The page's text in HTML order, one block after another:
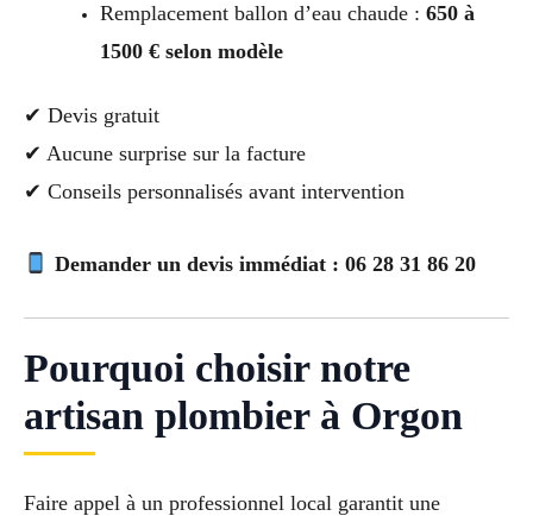
Remplacement ballon d’eau chaude : 650 à
1500 € selon modèle
✔ Devis gratuit
✔ Aucune surprise sur la facture
✔ Conseils personnalisés avant intervention
Demander un devis immédiat : 06 28 31 86 20
Pourquoi choisir notre
artisan plombier à Orgon
Faire appel à un professionnel local garantit une